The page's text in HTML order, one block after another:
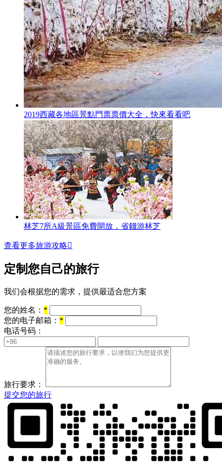
2019西藏各地區景點門票票價大全，快來看看吧
林芝7所A級景區免費開放，省錢游林芝
查看更多旅游攻略
定制您自己的旅行
我们会根据您的需求，提供最适合您方案
您的姓名： *
您的电子邮箱： *
电话号码：
旅行要求：
提交您的旅行